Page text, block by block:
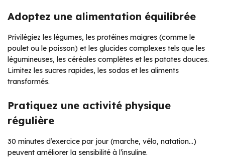
Adoptez une alimentation équilibrée
Privilégiez les légumes, les protéines maigres (comme le
poulet ou le poisson) et les glucides complexes tels que les
légumineuses, les céréales complètes et les patates douces.
Limitez les sucres rapides, les sodas et les aliments
transformés.
Pratiquez une activité physique
régulière
30 minutes d’exercice par jour (marche, vélo, natation…)
peuvent améliorer la sensibilité à l’insuline.